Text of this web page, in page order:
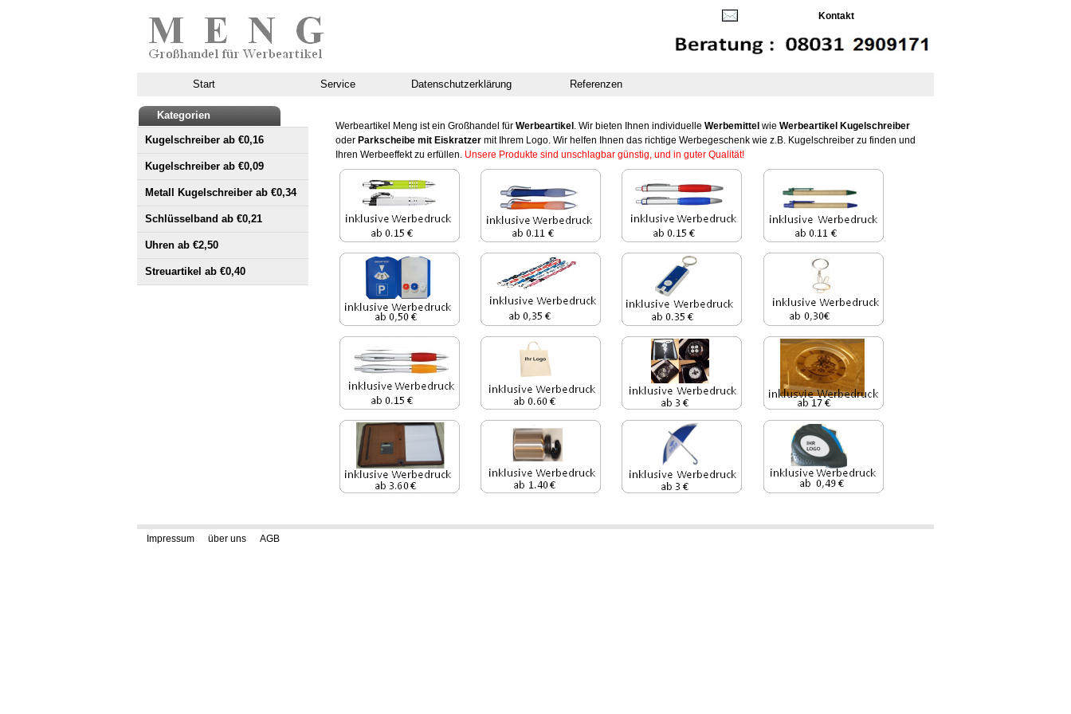
Kontakt
Start Service Datenschutzerklärung Referenzen
Kategorien
Kugelschreiber ab €0,16
Kugelschreiber ab €0,09
Metall Kugelschreiber ab €0,34
Schlüsselband ab €0,21
Uhren ab €2,50
Streuartikel ab €0,40
Werbeartikel Meng ist ein Großhandel für Werbeartikel . Wir bieten Ihnen individuelle Werbemittel wie Werbeartikel Kugelschreiber
oder Parkscheibe mit Eiskratzer mit Ihrem Logo. Wir helfen Ihnen das richtige Werbegeschenk wie z.B. Kugelschreiber zu finden und
Ihren Werbeeffekt zu erfüllen. Unsere Produkte sind unschlagbar günstig, und in guter Qualität!
Impressum über uns AGB